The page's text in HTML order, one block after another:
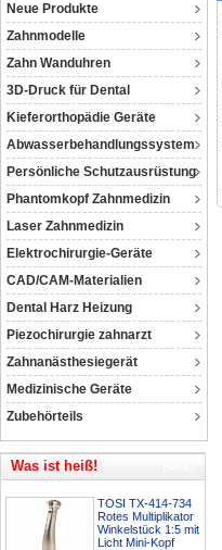
Neue Produkte
Zahnmodelle
Zahn Wanduhren
3D-Druck für Dental
Kieferorthopädie Geräte
Abwasserbehandlungssystem
Persönliche Schutzausrüstung
Phantomkopf Zahnmedizin
Laser Zahnmedizin
Elektrochirurgie-Geräte
CAD/CAM-Materialien
Dental Harz Heizung
Piezochirurgie zahnarzt
Zahnanästhesiegerät
Medizinische Geräte
Zubehörteils
Was ist heiß!
TOSI TX-414-734
Rotes Multiplikator
Winkelstück 1:5 mit
Licht Mini-Kopf